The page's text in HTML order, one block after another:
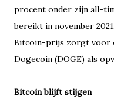
procent onder zijn all-
bereikt in november
Bitcoin-prijs zorgt voor
Dogecoin (DOGE) als
Bitcoin blijft stijgen